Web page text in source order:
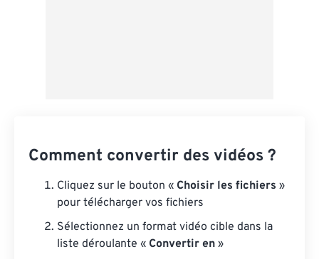
Comment convertir des vidéos ?
Cliquez sur le bouton « Choisir les fichiers »
pour télécharger vos fichiers
Sélectionnez un format vidéo cible dans la
liste déroulante « Convertir en »